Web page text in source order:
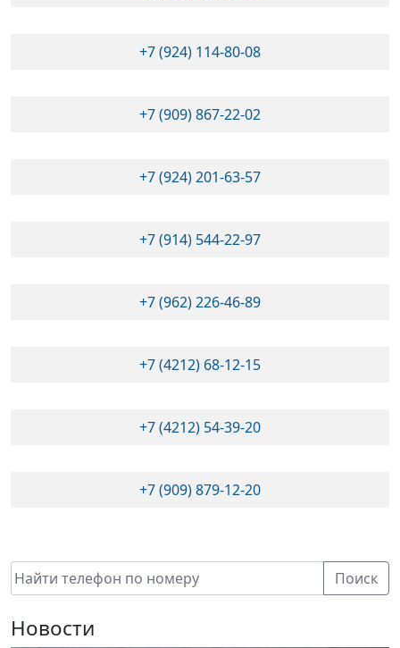
+7 (924) 114-80-08
+7 (909) 867-22-02
+7 (924) 201-63-57
+7 (914) 544-22-97
+7 (962) 226-46-89
+7 (4212) 68-12-15
+7 (4212) 54-39-20
+7 (909) 879-12-20
Поиск
Новости